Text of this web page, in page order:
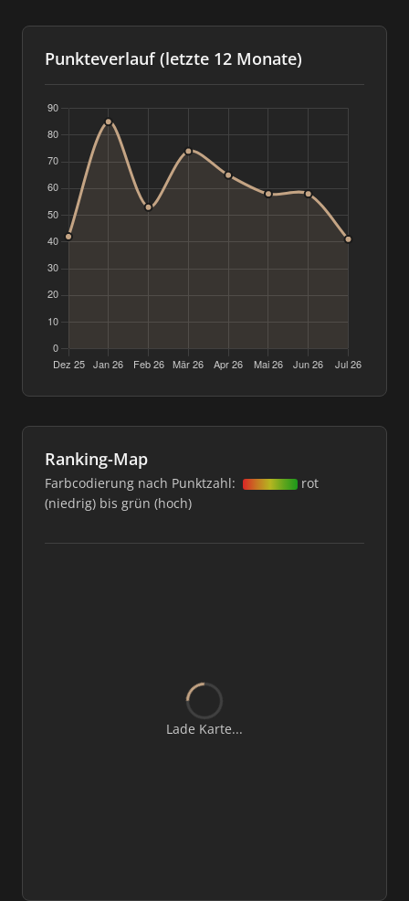
Punkteverlauf (letzte 12 Monate)
Ranking-Map
Farbcodierung nach Punktzahl:
rot
(niedrig) bis grün (hoch)
Lade Karte...